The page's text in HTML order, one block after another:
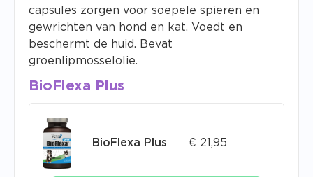
capsules zorgen voor soepele spieren en
gewrichten van hond en kat. Voedt en
beschermt de huid. Bevat
groenlipmosselolie.
BioFlexa Plus
BioFlexa Plus € 21,95